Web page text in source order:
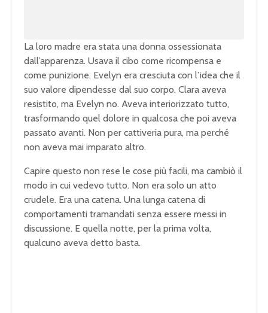
La loro madre era stata una donna ossessionata
dall’apparenza. Usava il cibo come ricompensa e
come punizione. Evelyn era cresciuta con l’idea che il
suo valore dipendesse dal suo corpo. Clara aveva
resistito, ma Evelyn no. Aveva interiorizzato tutto,
trasformando quel dolore in qualcosa che poi aveva
passato avanti. Non per cattiveria pura, ma perché
non aveva mai imparato altro.
Capire questo non rese le cose più facili, ma cambiò il
modo in cui vedevo tutto. Non era solo un atto
crudele. Era una catena. Una lunga catena di
comportamenti tramandati senza essere messi in
discussione. E quella notte, per la prima volta,
qualcuno aveva detto basta.